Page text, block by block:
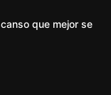
que mejor se